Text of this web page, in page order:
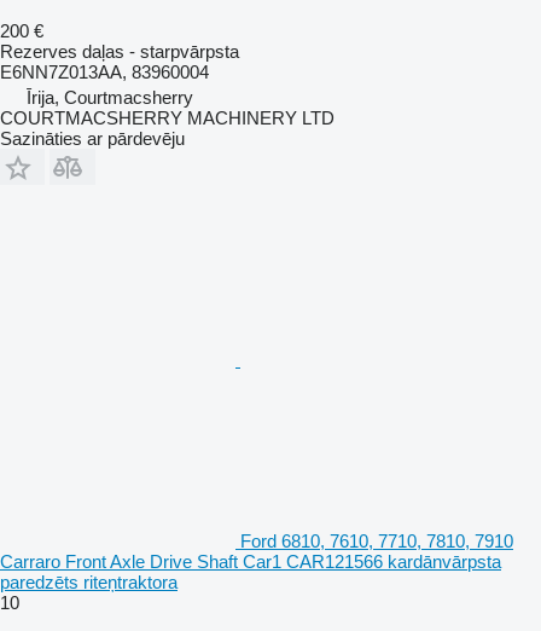
200 €
Rezerves daļas - starpvārpsta
E6NN7Z013AA, 83960004
Īrija, Courtmacsherry
COURTMACSHERRY MACHINERY LTD
Sazināties ar pārdevēju
Ford 6810, 7610, 7710, 7810, 7910
Carraro Front Axle Drive Shaft Car1 CAR121566 kardānvārpsta
paredzēts riteņtraktora
10